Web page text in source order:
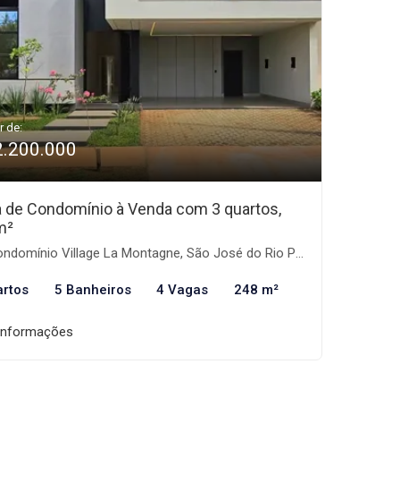
de:
de Condomínio à Venda com 3 quartos,
Village La Montagne, São José do Rio Preto-SP
5 Banheiros 4 Vagas 248 m²